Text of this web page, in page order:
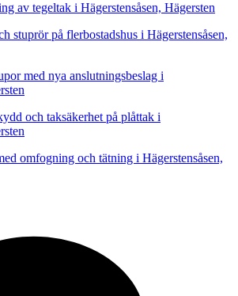
av tegeltak i Hägerstensåsen, Hägersten
stuprör på flerbostadshus i Hägerstensåsen,
med nya anslutningsbeslag i
och taksäkerhet på plåttak i
omfogning och tätning i Hägerstensåsen,